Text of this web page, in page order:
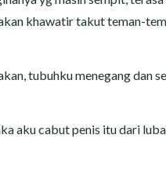
khawatir takut teman-
tubuhku menegang dan
aku cabut penis itu dari